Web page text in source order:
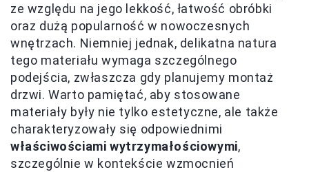
ze względu na jego lekkość, łatwość obróbki
oraz dużą popularność w nowoczesnych
wnętrzach. Niemniej jednak, delikatna natura
tego materiału wymaga szczególnego
podejścia, zwłaszcza gdy planujemy montaż
drzwi. Warto pamiętać, aby stosowane
materiały były nie tylko estetyczne, ale także
charakteryzowały się odpowiednimi
właściwościami wytrzymałościowymi,
szczególnie w kontekście wzmocnień